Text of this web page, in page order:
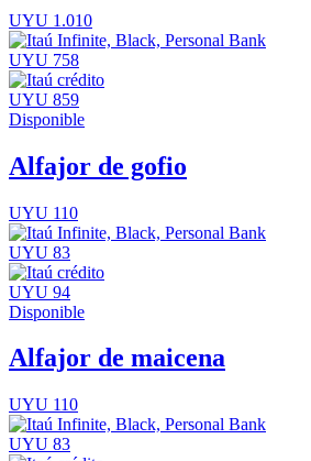
UYU 1.010
UYU 758
UYU 859
Disponible
Alfajor de gofio
UYU 110
UYU 83
UYU 94
Disponible
Alfajor de maicena
UYU 110
UYU 83